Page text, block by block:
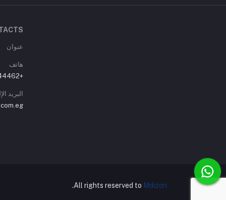
عنوان
هاتف
+01007744462
البريد
All rights reserved to Mdizon
.